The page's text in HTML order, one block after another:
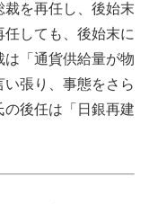
裁を再任し、後始末
しても、後始末に
は「通貨供給量が物
張り、事態をさら
後任は「日銀再建